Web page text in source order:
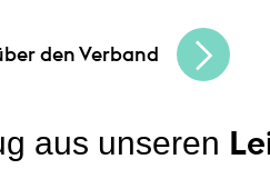
den Verband
aus unseren